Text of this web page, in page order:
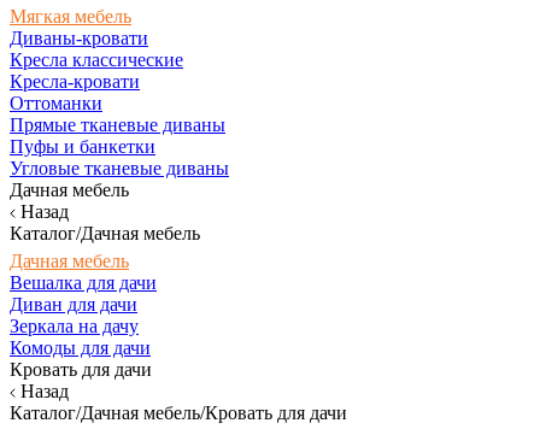
Мягкая мебель
Диваны-кровати
Кресла классические
Кресла-кровати
Оттоманки
Прямые тканевые диваны
Пуфы и банкетки
Угловые тканевые диваны
Дачная мебель
Назад
Каталог/Дачная мебель
Дачная мебель
Вешалка для дачи
Диван для дачи
Зеркала на дачу
Комоды для дачи
Кровать для дачи
Назад
Каталог/Дачная мебель/Кровать для дачи